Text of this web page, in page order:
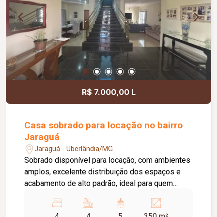
garantindo mais comodidade para os moradores.
Agende já sua visita e venha conhecer esta
excelente oportunidade de locação!
R$ 7.000,00 L
Casa sobrado para locação no bairro
Jaraguá
Jaraguá - Uberlândia/MG
Sobrado disponível para locação, com ambientes
amplos, excelente distribuição dos espaços e
acabamento de alto padrão, ideal para quem
01º piso, o imóvel dispõe de hall de entrada, sala